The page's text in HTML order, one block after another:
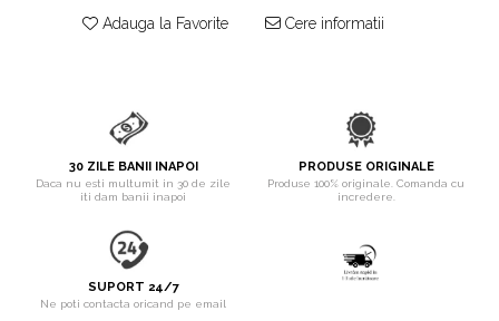
Accesorii Auto & Bicicletă
Dresaj & Sport
Adauga la Favorite Cere informatii
30 ZILE BANII INAPOI
Daca nu esti multumit in 30 de zile
iti dam banii inapoi
PRODUSE ORIGINALE
Produse 100% originale. Comanda cu
incredere.
SUPORT 24/7
Ne poti contacta oricand pe email